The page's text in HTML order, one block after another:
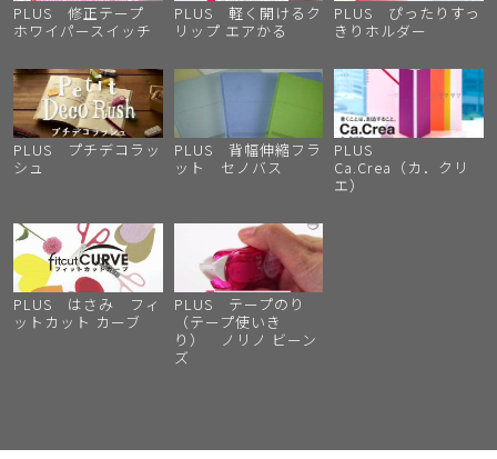
PLUS 修正テープ
ホワイパースイッチ
PLUS 軽く開けるク
リップ エアかる
PLUS ぴったりすっ
きりホルダー
PLUS プチデコラッ
シュ
PLUS 背幅伸縮フラ
ット セノバス
PLUS
Ca.Crea（カ．クリ
エ）
PLUS はさみ フィ
ットカット カーブ
PLUS テープのり
（テープ使いき
り） ノリノ ビーン
ズ